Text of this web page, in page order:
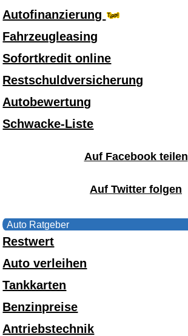
Autofinanzierung
Fahrzeugleasing
Sofortkredit online
Restschuldversicherung
Autobewertung
Schwacke-Liste
Auf Facebook teilen
Auf Twitter folgen
Auto Ratgeber
Restwert
Auto verleihen
Tankkarten
Benzinpreise
Antriebstechnik